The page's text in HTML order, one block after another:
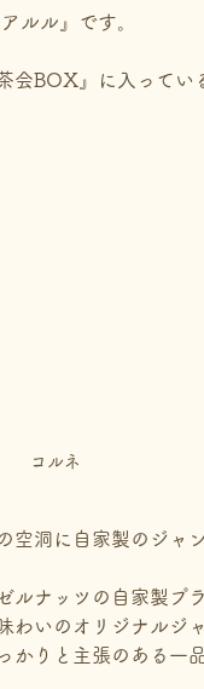
ルル』です。
会BOX』に入ってい
コルネ
洞に自家製のジャ
ルナッツの自家製プ
いのオリジナルジ
りと主張のある一